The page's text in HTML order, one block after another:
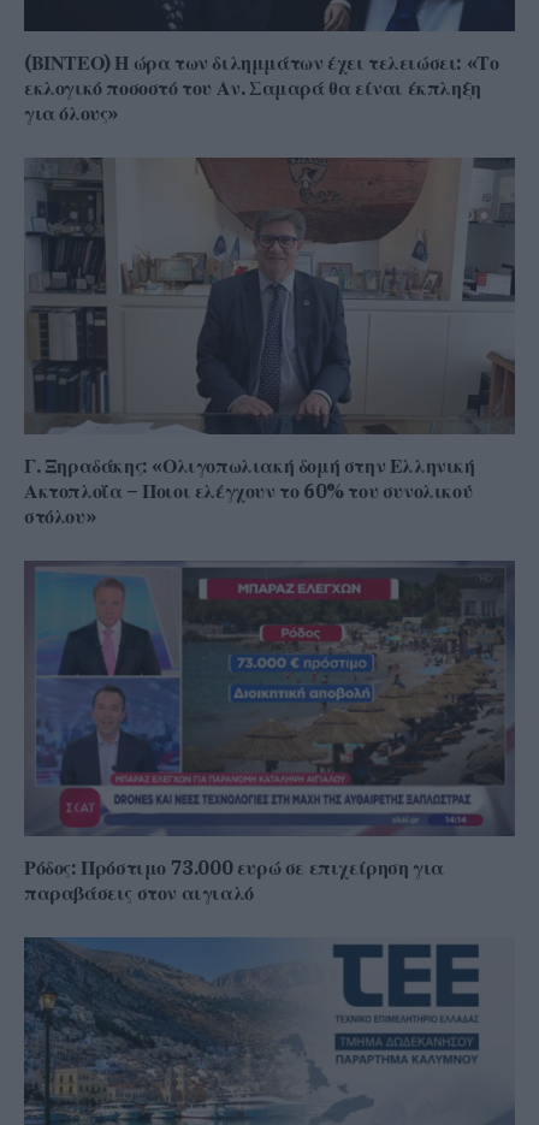
(ΒΙΝΤΕΟ) Η ώρα των διλημμάτων έχει τελειώσει: «Το
εκλογικό ποσοστό του Αν. Σαμαρά θα είναι έκπληξη
για όλους»
Γ. Ξηραδάκης: «Ολιγοπωλιακή δομή στην Ελληνική
Ακτοπλοΐα – Ποιοι ελέγχουν το 60% του συνολικού
στόλου»
Ρόδος: Πρόστιμο 73.000 ευρώ σε επιχείρηση για
παραβάσεις στον αιγιαλό